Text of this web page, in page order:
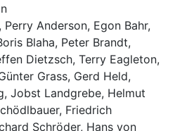
Anderson, Egon Bahr,
Blaha, Peter Brandt,
Dietzsch, Terry Eagleton,
Grass, Gerd Held,
Jobst Landgrebe, Helmut
Friedrich
Schröder, Hans von